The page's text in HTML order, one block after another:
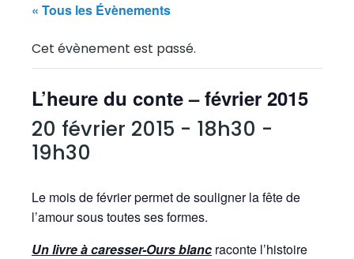
« Tous les Évènements
Cet évènement est passé.
L’heure du conte – février 2015
20 février 2015 - 18h30 -
19h30
Le mois de février permet de souligner la fête de
l’amour sous toutes ses formes.
Un livre à caresser-Ours blanc raconte l’histoire